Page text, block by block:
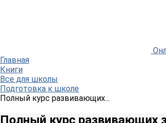
Главная
Книги
Все для школы
Подготовка к школе
Полный курс развивающих...
Полный курс развивающих